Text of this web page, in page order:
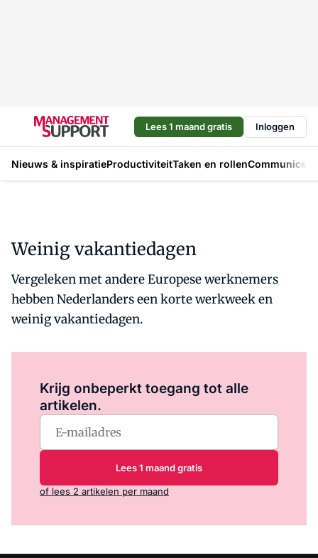
Lees 1 maand gratis Inloggen
Nieuws & inspiratieProductiviteitTaken en rollen
Weinig vakantiedagen
Vergeleken met andere Europese werknemers
hebben Nederlanders een korte werkweek en
weinig vakantiedagen.
Krijg onbeperkt toegang tot alle
artikelen.
Lees 1 maand gratis
of lees 2 artikelen per maand